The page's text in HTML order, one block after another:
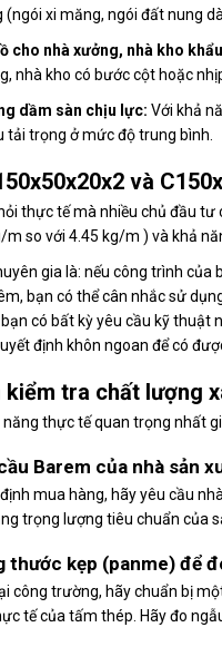
(ngói xi măng, ngói đất nung
cho nhà xưởng, nhà kho
nhà kho có bước cột hoặc
dầm sàn chịu lực: Với khả
tải trọng ở mức độ trung bình.
và
thực tế mà nhiều chủ đầu tư
so với 4.45 kg/m ) và khả
gia là: nếu công trình
bạn có thể cân nhắc sử
có bất kỳ yêu cầu kỹ
định khôn ngoan để có
kiểm tra chất lượng
thực tế quan trọng nhất
Barem của nhà sản
mua hàng, hãy yêu cầu
trọng lượng tiêu chuẩn của
thước kẹp (panme) để
công trường, hãy chuẩn bị
tế của tấm thép. Hãy đo